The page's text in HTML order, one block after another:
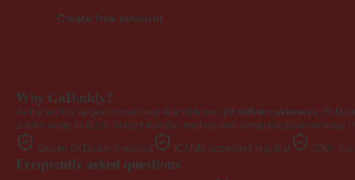
Create free account
Why GoDaddy?
As the world's largest domain registrar with over 20 million customers,
a wide range of TLDs. Its user-friendly interface and comprehensive
Secure GoDaddy checkout ICANN-accredited registrar 20M+
Frequently asked questions